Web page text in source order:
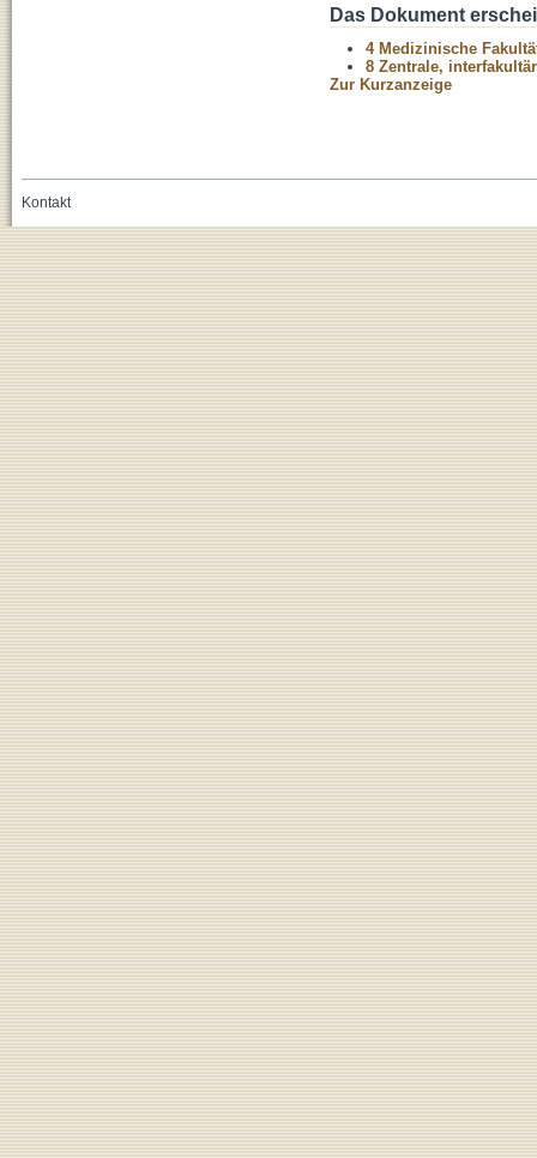
Das Dokument
4 Medizinische
8 Zentrale,
Zur Kurzanzeige
Kontakt